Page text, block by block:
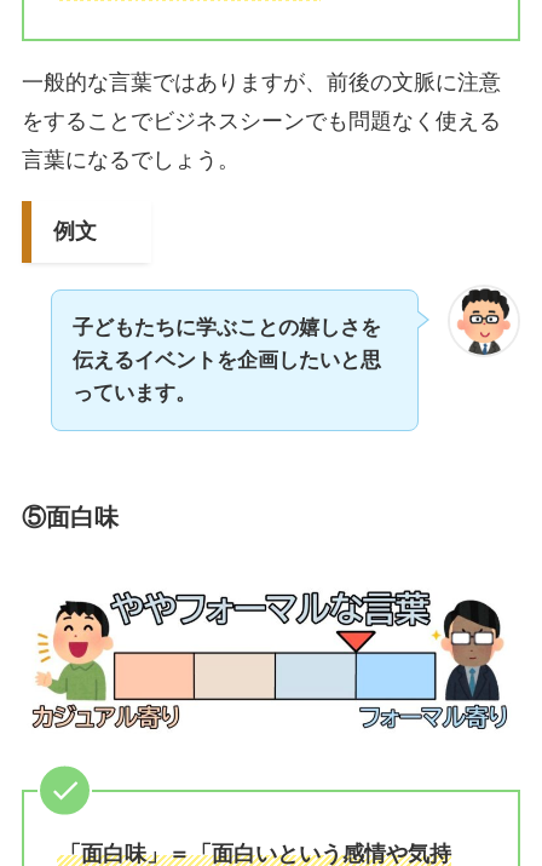
一般的な言葉ではありますが、前後の文脈に注意
をすることでビジネスシーンでも問題なく使える
言葉になるでしょう。
例文
子どもたちに学ぶことの嬉しさを
伝えるイベントを企画したいと思
っています。
⑤面白味
「面白味」＝「面白いという感情や気持